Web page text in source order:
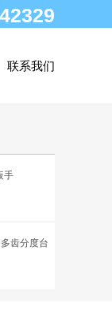
联系我们
手
齿分度台